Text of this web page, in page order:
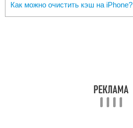
Как можно очистить кэш на iPhone?